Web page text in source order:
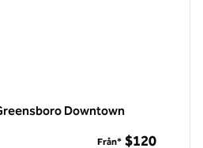
Downtown
Från* $120